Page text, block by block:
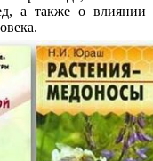
а также о влиянии